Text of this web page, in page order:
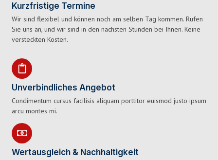
Kurzfristige Termine
Wir sind flexibel und können noch am selben Tag kommen. Rufen
Sie uns an, und wir sind in den nächsten Stunden bei Ihnen. Keine
versteckten Kosten.
Unverbindliches Angebot
Condimentum cursus facilisis aliquam porttitor euismod justo ipsum
arcu montes mi.
Wertausgleich & Nachhaltigkeit